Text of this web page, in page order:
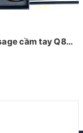
Súng massage cầm tay Q800 OVICX